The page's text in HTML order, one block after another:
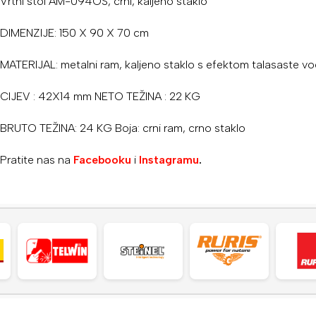
DIMENZIJE: 150 X 90 X 70 cm
MATERIJAL: metalni ram, kaljeno staklo s efektom talasaste
CIJEV : 42X14 mm NETO TEŽINA : 22 KG
BRUTO TEŽINA: 24 KG Boja: crni ram, crno staklo
Pratite nas na Facebooku i Instagramu.